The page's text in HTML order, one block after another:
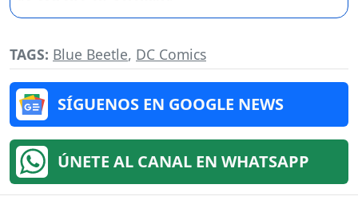
TAGS: Blue Beetle, DC Comics
SÍGUENOS EN GOOGLE NEWS
ÚNETE AL CANAL EN WHATSAPP